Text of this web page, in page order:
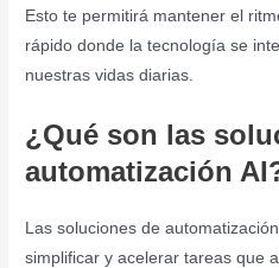
Esto te permitirá mantener el
rápido donde la tecnología se
nuestras vidas diarias.
¿Qué son las
automatización
Las soluciones de
simplificar y acelerar tareas que